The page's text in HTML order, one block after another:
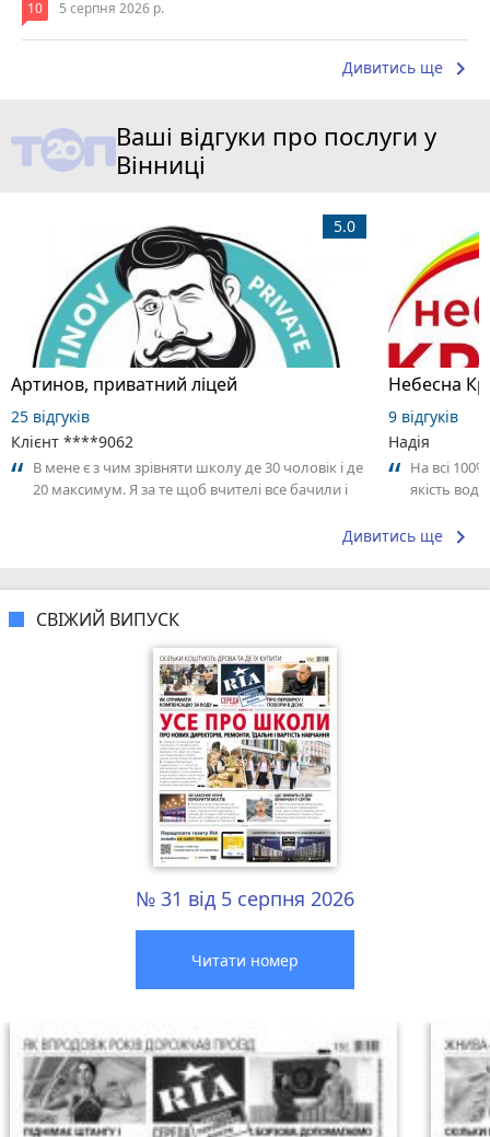
10 5 серпня 2026 р.
Дивитись ще keyboard_arrow_right
Ваші відгуки про послуги у
Вінниці
Артинов, приватний ліцей
5.0
25 відгуків
Клієнт ****9062
В мене є з чим зрівняти школу де 30 чоловік і де
20 максимум. Я за те щоб вчителі все бачили і
Небесна
9 відгуків
Надія
На всі
якість
Дивитись ще keyboard_arrow_right
СВІЖИЙ ВИПУСК
№ 31 від 5 серпня 2026
Читати номер